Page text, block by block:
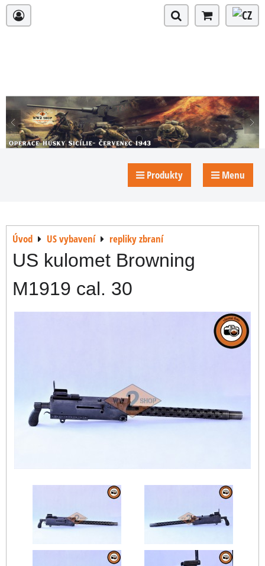
Produkty Menu
Úvod US vybavení repliky zbraní
US kulomet Browning
M1919 cal. 30